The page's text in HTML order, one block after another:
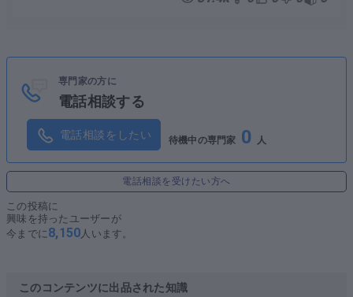
専門家の方に
電話相談する
電話相談をしたい 待機中の専門家 0 人
電話相談を受けたい方へ
この投稿に
興味を持ったユーザーが
今までに8,150人います。
このコンテンツに出品された知識